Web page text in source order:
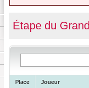
Étape du
Place Joueur